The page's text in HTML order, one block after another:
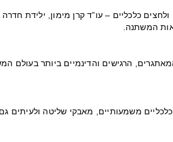
כלכליים – עו”ד קרן מימון, ילידת חדרה
המשתנה.
הרגישים והדינמיים ביותר בעולם
משמעותיים, מאבקי שליטה ולעיתים